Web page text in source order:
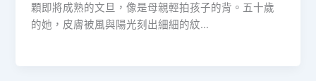
顆即將成熟的文旦，像是母親輕拍孩子的背。五十歲
的她，皮膚被風與陽光刻出細細的紋…